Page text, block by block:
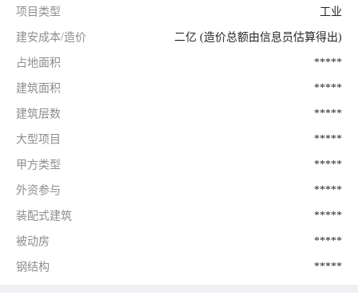
项目类型 工业
建安成本/造价 二亿 (造价总额由信息员估算得出)
占地面积 *****
建筑面积 *****
建筑层数 *****
大型项目 *****
甲方类型 *****
外资参与 *****
装配式建筑 *****
被动房 *****
钢结构 *****